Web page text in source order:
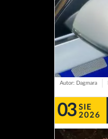
Autor: Dagmara
03 SIE
2026